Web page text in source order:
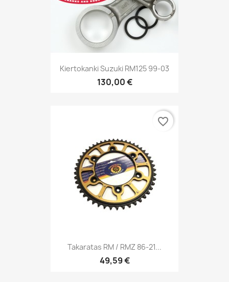
Kiertokanki Suzuki RM125 99-03
130,00 €
Takaratas RM / RMZ 86-21...
49,59 €
favorite_border